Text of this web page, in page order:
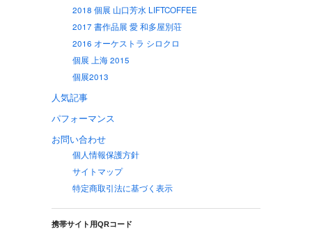
2018 個展 山口芳水 LIFTCOFFEE
2017 書作品展 愛 和多屋別荘
2016 オーケストラ シロクロ
個展 上海 2015
個展2013
人気記事
パフォーマンス
お問い合わせ
個人情報保護方針
サイトマップ
特定商取引法に基づく表示
携帯サイト用QRコード